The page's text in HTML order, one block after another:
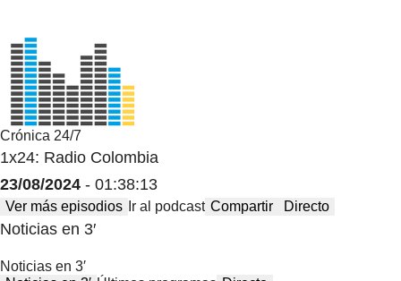
Crónica 24/7
1x24: Radio Colombia
23/08/2024 - 01:38:13
Ver más episodios Ir al podcast Compartir Directo
Noticias en 3′
Noticias en 3′